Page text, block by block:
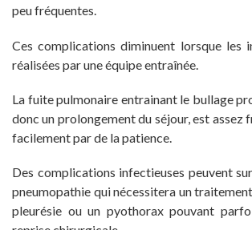
peu fréquentes.
Ces complications diminuent lorsque les
réalisées par une équipe entraînée.
La fuite pulmonaire entrainant le bullage
donc un prolongement du séjour, est assez
facilement par de la patience.
Des complications infectieuses peuvent
pneumopathie qui nécessitera un
pleurésie ou un pyothorax pouvant